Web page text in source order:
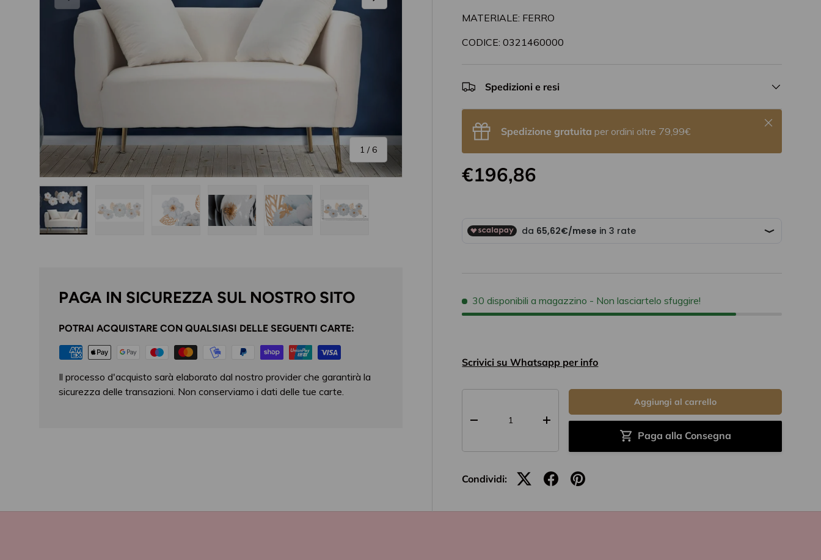
1 / di
6
Carica immagine 5 nella visualizzazione galleria
Carica immagine 6 nella visualizzazione galleria
MATERIALE: FERRO
CODICE: 0321460000
Spedizioni e resi
Spedizione gratuita per ordini oltre 79,99€
Chiudi
€196,86
30 disponibili a magazzino - Non lasciartelo sfuggire!
Scrivici su Whatsapp per info
+
Aggiungi al carrello
Paga alla Consegna
Condividi:
PAGA IN SICUREZZA SUL NOSTRO SITO
POTRAI ACQUISTARE CON QUALSIASI DELLE SEGUENTI CARTE:
Il processo d'acquisto sarà elaborato dal nostro provider che garantirà la
sicurezza delle transazioni. Non conserviamo i dati delle tue carte.